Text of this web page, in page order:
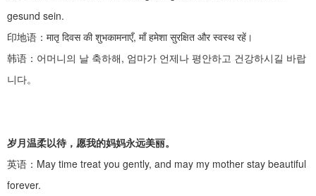
gesund sein.
印地语： मातृ दिवस की शुभकामनाएँ, माँ हमेशा सुरक्षित और स्वस्थ रहें।
韩语：어머니의 날 축하해, 엄마가 언제나 평안하고 건강하시길 바랍
니다。
岁月温柔以待，愿我的妈妈永远美丽。
英语： May time treat you gently, and may my mother stay beautiful
forever.